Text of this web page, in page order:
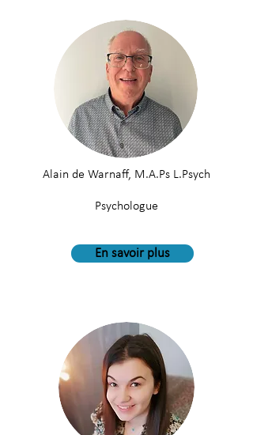
Alain de Warnaff, M.A.Ps L.Psych
Psychologue
En savoir plus